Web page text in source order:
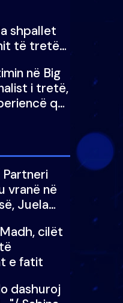
shpallet
të tretë
në Big
i tretë,
që
vranë në
Juela
do të
zemra mu
cilët
e fatit
dashuroj